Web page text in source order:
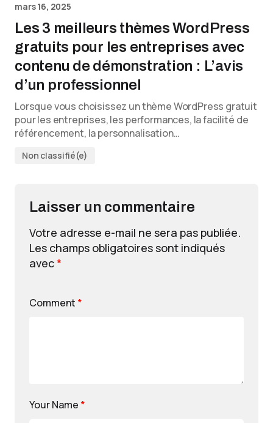
mars 16, 2025
Les 3 meilleurs thèmes WordPress
gratuits pour les entreprises avec
contenu de démonstration : L’avis
d’un professionnel
Lorsque vous choisissez un thème WordPress gratuit
pour les entreprises, les performances, la facilité de
référencement, la personnalisation…
Non classifié(e)
Laisser un commentaire
Votre adresse e-mail ne sera pas publiée.
Les champs obligatoires sont indiqués
avec*
Comment *
Your Name *